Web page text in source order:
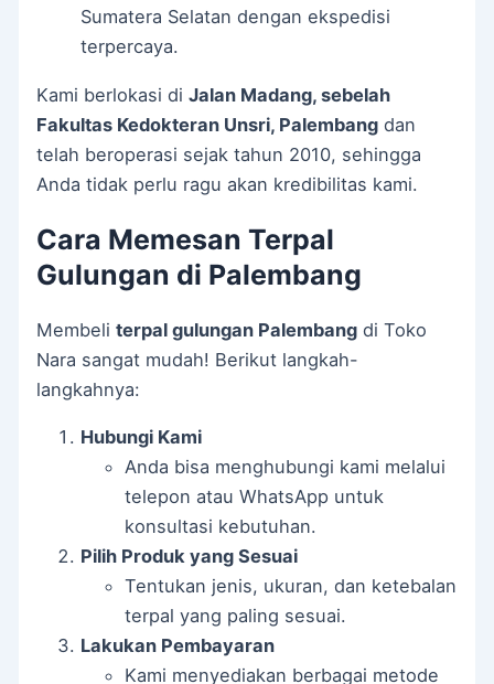
Sumatera Selatan dengan ekspedisi
terpercaya.
Kami berlokasi diJalan Madang, sebelah
Fakultas Kedokteran Unsri, Palembang dan
telah beroperasi sejak tahun 2010, sehingga
Anda tidak perlu ragu akan kredibilitas kami.
Cara Memesan Terpal
Gulungan di Palembang
Membeliterpal gulungan Palembang di Toko
Nara sangat mudah! Berikut langkah-
langkahnya:
Hubungi Kami
Anda bisa menghubungi kami melalui
telepon atau WhatsApp untuk
konsultasi kebutuhan.
Pilih Produk yang Sesuai
Tentukan jenis, ukuran, dan ketebalan
terpal yang paling sesuai.
Lakukan Pembayaran
Kami menyediakan berbagai metode